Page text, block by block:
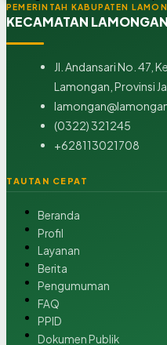
PEMERINTAH KABUPATEN
KECAMATAN
Jl. Andansari No. 47,
Lamongan, Provinsi
(0322) 321245
+628113021708
TAUTAN CEPAT
Beranda
Profil
Layanan
Berita
Pengumuman
FAQ
PPID
Dokumen Publik